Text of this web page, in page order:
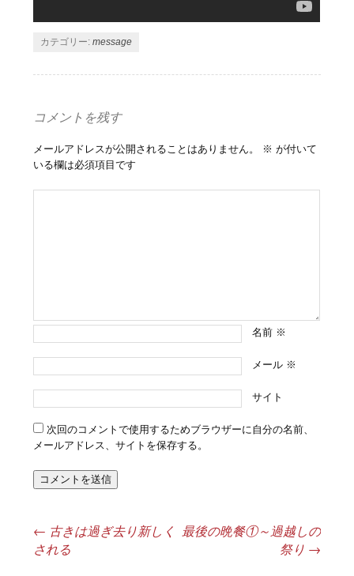
カテゴリー:message
コメントを残す
メールアドレスが公開されることはありません。 ※ が付いて
いる欄は必須項目です
名前 ※
メール ※
サイト
次回のコメントで使用するためブラウザーに自分の名前、
メールアドレス、サイトを保存する。
投稿ナビゲーション
← 古きは過ぎ去り新しく
される
最後の晩餐①～過越しの
祭り →